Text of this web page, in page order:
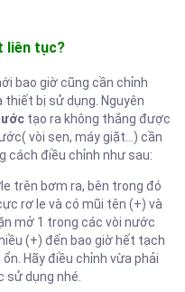
liên tục?
bao giờ cũng cần chỉnh
bị sử dụng. Nguyên
tạo ra không thắng được
vòi sen, máy giặt…) cần
cách điều chỉnh như sau:
trên bơm ra, bên trong đó
rơ le và có mũi tên (+) và
mở 1 trong các vòi nước
(+) đến bao giờ hết tạch
Hãy điều chỉnh vừa phải
dụng nhé.